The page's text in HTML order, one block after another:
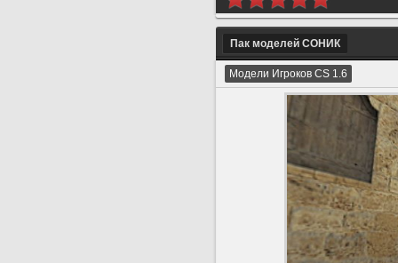
Пак моделей СОНИК
Модели Игроков CS 1.6